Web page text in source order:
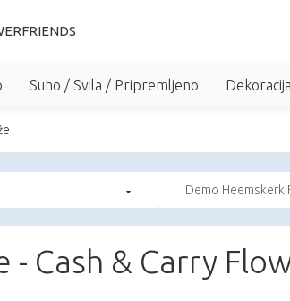
Suho / Svila / Pripremljeno
Demo Heemskerk
- Cash & Carry